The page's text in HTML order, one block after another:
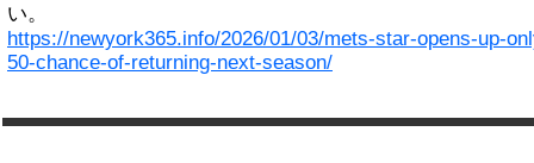
い。
https://newyork365.info/2026/01/03/mets-star-opens-up-
50-chance-of-returning-next-season/